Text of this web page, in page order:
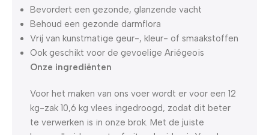
Bevordert een gezonde, glanzende vacht
Behoud een gezonde darmflora
Vrij van kunstmatige geur-, kleur- of smaakstoffen
Ook geschikt voor de gevoelige Ariégeois
Onze ingrediënten
Voor het maken van ons voer wordt er voor een 12
kg-zak 10,6 kg vlees ingedroogd, zodat dit beter
te verwerken is in onze brok. Met de juiste